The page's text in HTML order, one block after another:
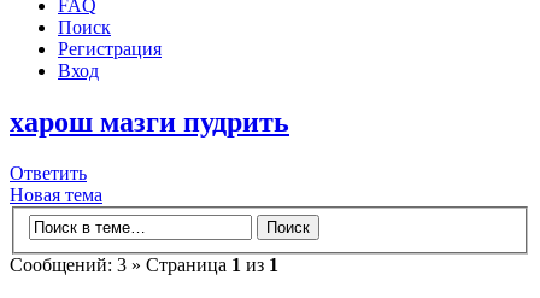
FAQ
Поиск
Регистрация
Вход
харош мазги пудрить
Ответить
Новая тема
Сообщений: 3 » Страница 1 из 1